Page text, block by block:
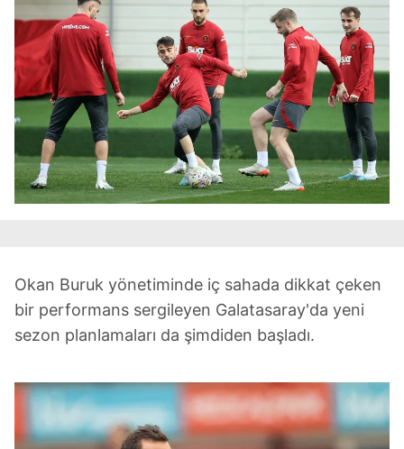
Okan Buruk yönetiminde iç sahada dikkat çeken
bir performans sergileyen Galatasaray'da yeni
sezon planlamaları da şimdiden başladı.